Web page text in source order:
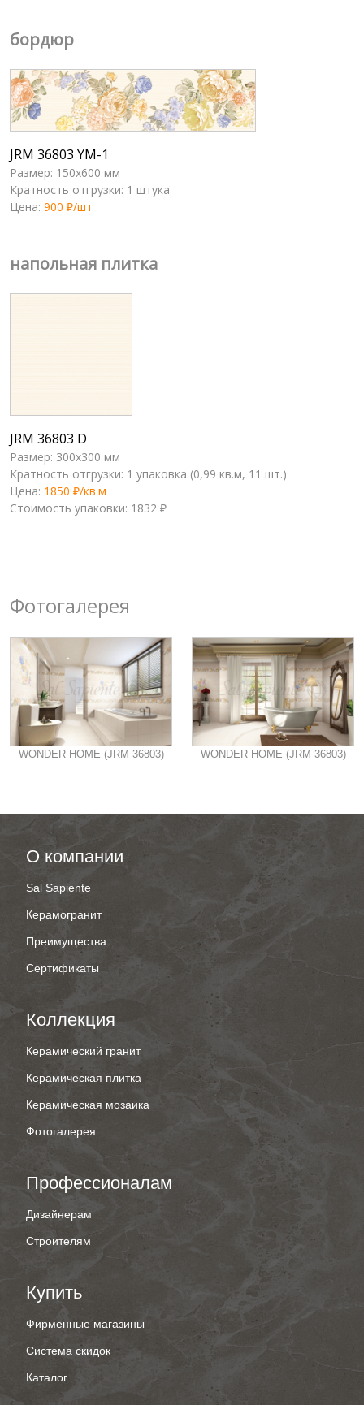
бордюр
JRM 36803 YM-1
Размер: 150x600 мм
Кратность отгрузки: 1 штука
Цена: 900 ₽/шт
напольная плитка
JRM 36803 D
Размер: 300x300 мм
Кратность отгрузки: 1 упаковка (0,99 кв.м, 11 шт.)
Цена: 1850 ₽/кв.м
Стоимость упаковки: 1832 ₽
Фотогалерея
WONDER HOME (JRM 36803) WONDER HOME (JRM 36803)
О компании
Sal Sapiente
Керамогранит
Преимущества
Сертификаты
Коллекция
Керамический гранит
Керамическая плитка
Керамическая мозаика
Фотогалерея
Профессионалам
Дизайнерам
Строителям
Купить
Фирменные магазины
Система скидок
Каталог